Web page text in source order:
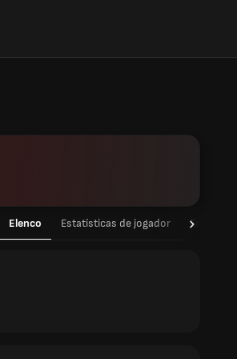
Elenco Estatísticas de jogador